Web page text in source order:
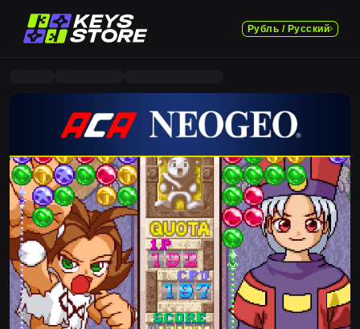
Рубль / Русский